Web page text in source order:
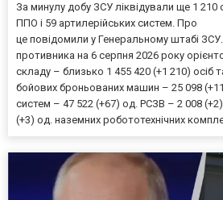
За минулу добу ЗСУ ліквідували ще 1 210
ППО і 59 артилерійських систем. Про
це повідомили у Генеральному штабі
противника на 6 серпня 2026 року
складу – близько 1 455 420 (+1 210) осіб
бойових броньованих машин – 25 098
систем – 47 522 (+67) од. РСЗВ – 2 008
(+3) од. наземних робототехнічних